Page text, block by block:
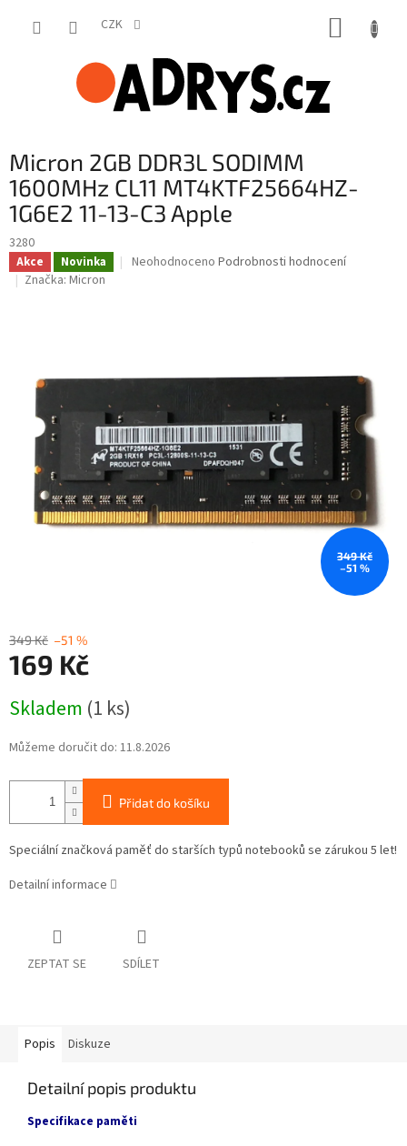
CZK
Micron 2GB DDR3L SODIMM
1600MHz CL11 MT4KTF25664HZ-
1G6E2 11-13-C3 Apple
3280
Akce Novinka
Průměrné
hvězdiček.
Neohodnoceno Podrobnosti hodnocení
Značka: Micron
349 Kč
–51 %
349 Kč –51 %
169 Kč
cena:
Skladem (1 ks)
Můžeme doručit do: 11.8.2026
Přidat do košíku
Speciální značková paměť do starších typů notebooků se zárukou 5 let!
Detailní informace
ZEPTAT SE SDÍLET
Popis Diskuze
Detailní popis produktu
Specifikace paměti